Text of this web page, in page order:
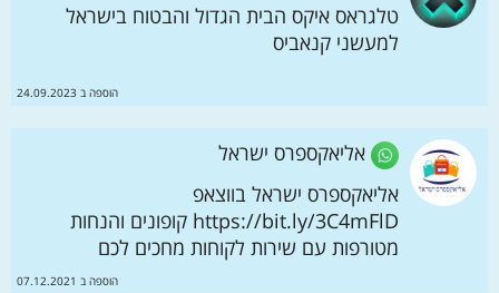
טלגראס איקס הבית הגדול והבטוח בישראל
למעשני קנאביס
הוספה ב 24.09.2023
אליאקספרס ישראל
אליאקספרס ישראל בווצאפ
https://bit.ly/3C4mFlD קופונים והנחות
מטורפות עם שירות לקוחות מחכים לכם
הוספה ב 07.12.2021